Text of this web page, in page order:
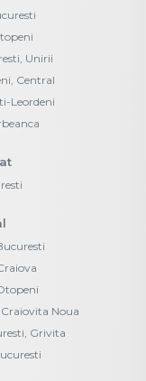
Unirii
Central
Leordeni
Noua
Grivita